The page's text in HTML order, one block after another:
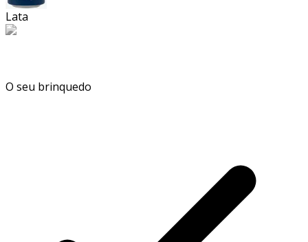
Lata
O seu brinquedo